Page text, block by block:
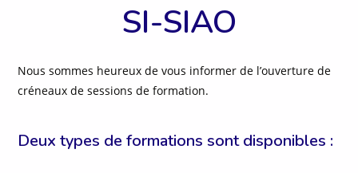
SI-SIAO
Nous sommes heureux de vous informer de l’ouverture de
créneaux de sessions de formation.
Deux types de formations sont disponibles :